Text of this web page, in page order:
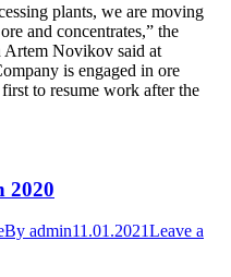
plants, we are moving
and concentrates,” the
Novikov said at
is engaged in ore
to resume work after the
2020
By admin11.01.2021Leave a